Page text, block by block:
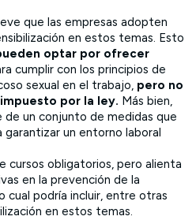
que las empresas adopten
en estos temas. Esto
optar por ofrecer
cumplir con los principios de
sexual en el trabajo, pero no
por la ley. Más bien,
un conjunto de medidas que
un entorno laboral
cursos obligatorios, pero alienta
en la prevención de la
cual podría incluir, entre otras
en estos temas.